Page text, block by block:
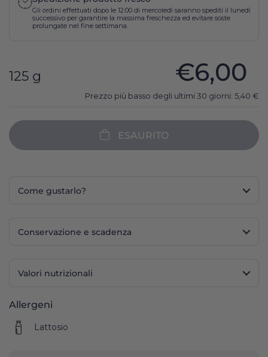
Gli ordini effettuati dopo le 12:00 di mercoledì saranno spediti il lunedì
successivo per garantire la massima freschezza ed evitare soste
prolungate nel fine settimana.
125 g €6,00
Prezzo più basso degli ultimi 30 giorni: 5,40 €
ESAURITO
Come gustarlo?
Conservazione e scadenza
Valori nutrizionali
Allergeni
Lattosio